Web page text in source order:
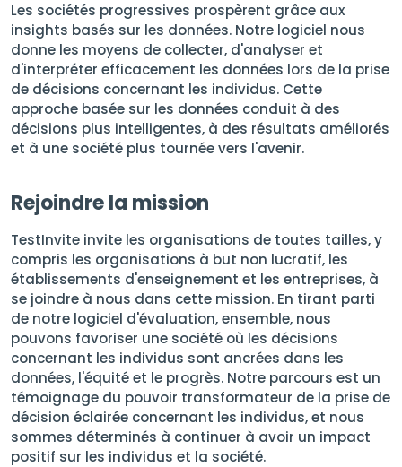
Les sociétés progressives prospèrent grâce aux
insights basés sur les données. Notre logiciel nous
donne les moyens de collecter, d'analyser et
d'interpréter efficacement les données lors de la prise
de décisions concernant les individus. Cette
approche basée sur les données conduit à des
décisions plus intelligentes, à des résultats améliorés
et à une société plus tournée vers l'avenir.
Rejoindre la mission
TestInvite invite les organisations de toutes tailles, y
compris les organisations à but non lucratif, les
établissements d'enseignement et les entreprises, à
se joindre à nous dans cette mission. En tirant parti
de notre logiciel d'évaluation, ensemble, nous
pouvons favoriser une société où les décisions
concernant les individus sont ancrées dans les
données, l'équité et le progrès. Notre parcours est un
témoignage du pouvoir transformateur de la prise de
décision éclairée concernant les individus, et nous
sommes déterminés à continuer à avoir un impact
positif sur les individus et la société.